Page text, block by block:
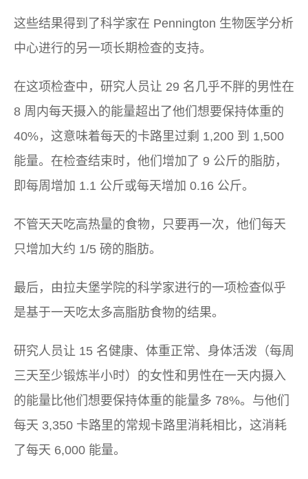
这些结果得到了科学家在 Pennington 生物医学分析
中心进行的另一项长期检查的支持。
在这项检查中，研究人员让 29 名几乎不胖的男性在
8 周内每天摄入的能量超出了他们想要保持体重的
40%，这意味着每天的卡路里过剩 1,200 到 1,500
能量。在检查结束时，他们增加了 9 公斤的脂肪，
即每周增加 1.1 公斤或每天增加 0.16 公斤。
不管天天吃高热量的食物，只要再一次，他们每天
只增加大约 1/5 磅的脂肪。
最后，由拉夫堡学院的科学家进行的一项检查似乎
是基于一天吃太多高脂肪食物的结果。
研究人员让 15 名健康、体重正常、身体活泼（每周
三天至少锻炼半小时）的女性和男性在一天内摄入
的能量比他们想要保持体重的能量多 78%。与他们
每天 3,350 卡路里的常规卡路里消耗相比，这消耗
了每天 6,000 能量。